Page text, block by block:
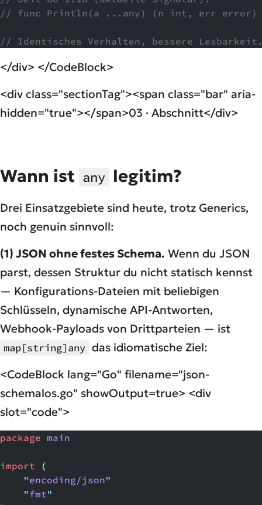
// func Println(a ...any) (n int, err error)
// Identisches Verhalten, bessere
</div> </CodeBlock>
<div class="sectionTag"><span class="bar" aria-
hidden="true"></span>03 · Abschnitt</div>
Wann ist any legitim?
Drei Einsatzgebiete sind heute, trotz Generics,
noch genuin sinnvoll:
(1) JSON ohne festes Schema. Wenn du JSON
parst, dessen Struktur du nicht statisch kennst
— Konfigurations-Dateien mit beliebigen
Schlüsseln, dynamische API-Antworten,
Webhook-Payloads von Drittparteien — ist
map[string]any das idiomatische Ziel:
<CodeBlock lang="Go" filename="json-
schemalos.go" showOutput=true> <div
slot="code">
package main
import (
    "
encoding/json"
    "
fmt"